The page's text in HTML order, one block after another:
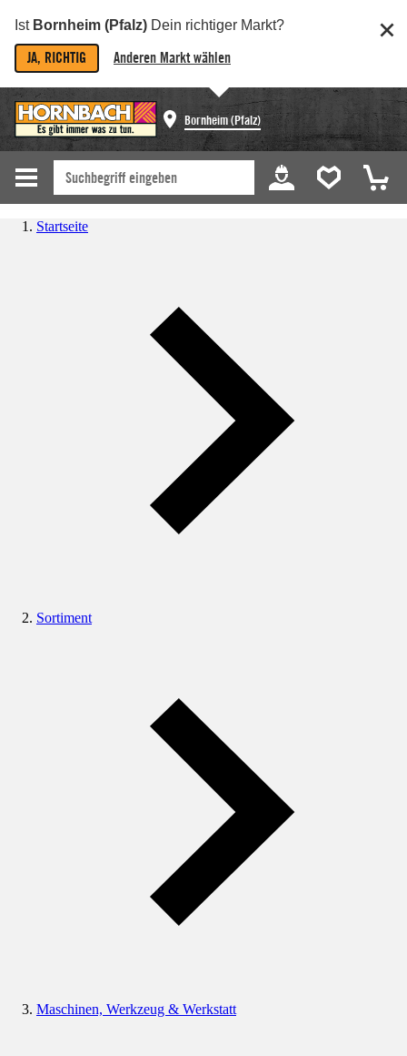
Ist Bornheim (Pfalz) Dein richtiger Markt?
JA, RICHTIG Anderen Markt wählen
Bornheim (Pfalz)
Startseite
Sortiment
Maschinen, Werkzeug & Werkstatt